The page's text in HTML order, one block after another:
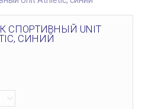
СПОРТИВНЫЙ UNIT
СИНИЙ